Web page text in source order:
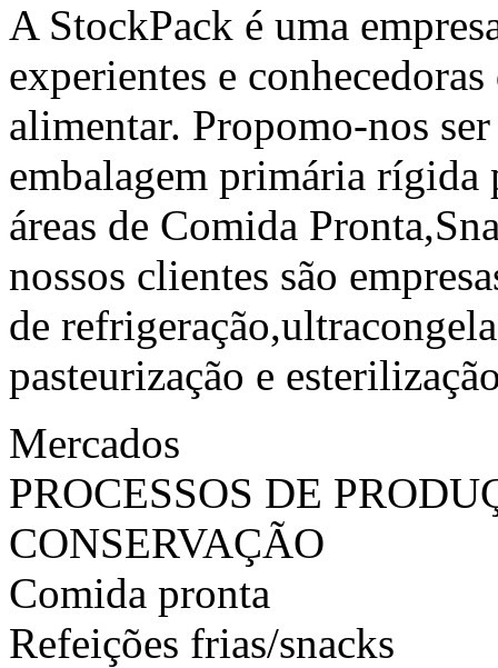
A StockPack é uma
experientes e
alimentar. Propomo-nos
embalagem primária rígida
áreas de Comida
nossos clientes são
de
pasteurização e
Mercados
PROCESSOS DE
CONSERVAÇÃO
Comida pronta
Refeições frias/snacks